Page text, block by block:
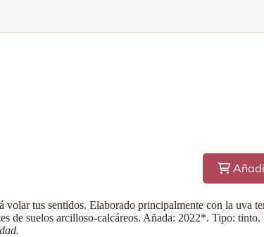
volar tus sentidos. Elaborado principalmente con la uva
de suelos arcilloso-calcáreos. Añada: 2022*. Tipo: tinto.